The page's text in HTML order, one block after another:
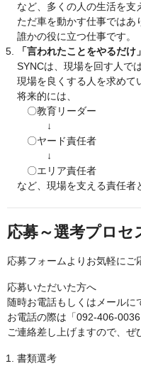
など、多くの人の生活を支
ただ車を動かす仕事ではあ
誰かの役に立つ仕事です。
「言われたことをやるだ
SYNCは、現場を回す人では
現場を良くする人を求めて
将来的には、
〇教育リーダー
↓
〇ヤード責任者
↓
〇エリア責任者
など、現場を支える責任者
応募～選考プロセ
応募フォームよりお気軽にご
応募いただいた方へ
随時お電話もしくはメールに
お電話の際は「
ご連絡差し上げますので、ぜ
書類選考